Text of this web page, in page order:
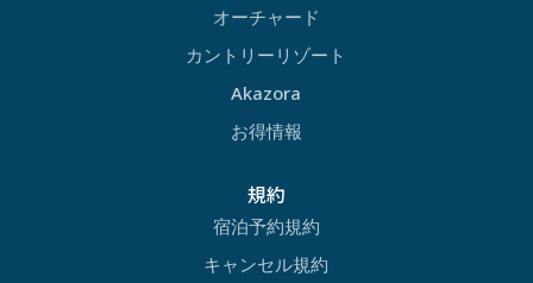
オーチャード
カントリーリゾート
Akazora
お得情報
規約
宿泊予約規約
キャンセル規約